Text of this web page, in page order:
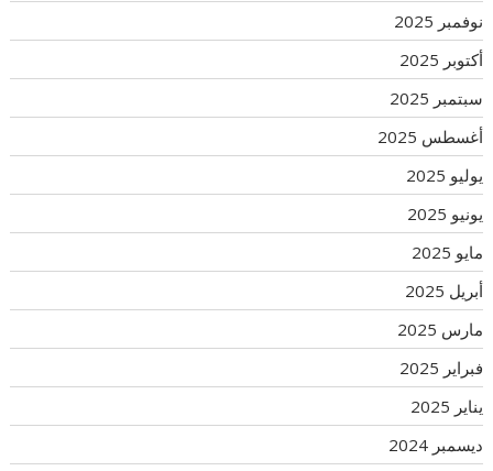
نوفمبر 2025
أكتوبر 2025
سبتمبر 2025
أغسطس 2025
يوليو 2025
يونيو 2025
مايو 2025
أبريل 2025
مارس 2025
فبراير 2025
يناير 2025
ديسمبر 2024